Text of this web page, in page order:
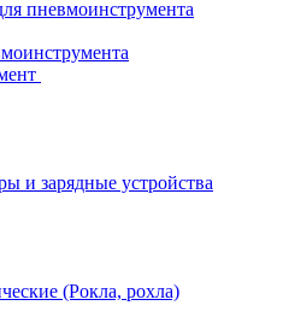
пневмоинструмента
и зарядные устройства
(Рокла, рохла)